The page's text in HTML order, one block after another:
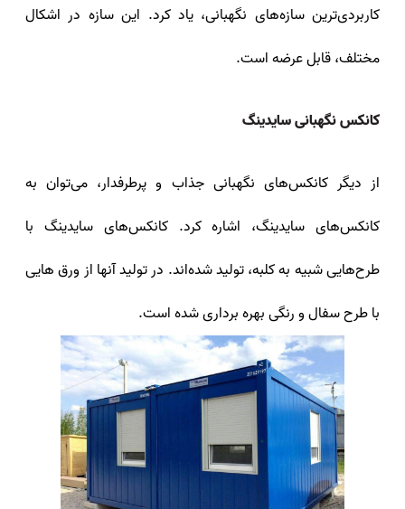
کاربرد‌ی‌ترین سازه‌های نگهبانی، یاد کرد. این سازه در اشکال
مختلف، قابل عرضه است.
کانکس نگهبانی سایدینگ
از دیگر کانکس‌های نگهبانی جذاب و پرطرفدار، می‌توان به
کانکس‌های سایدینگ، اشاره کرد. کانکس‌های سایدینگ با
طرح‌هایی شبیه به کلبه، تولید شده‌اند. در تولید آنها از ورق‌ هایی
با طرح سفال و رنگی بهره برداری شده است.